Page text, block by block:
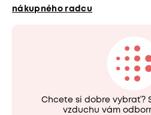
nákupného radcu
Chcete si dobre vybrať?
vzduchu vám